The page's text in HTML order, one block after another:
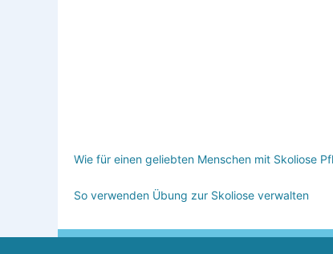
Wie für einen geliebten Menschen mit Skoliose
So verwenden Übung zur Skoliose verwalten